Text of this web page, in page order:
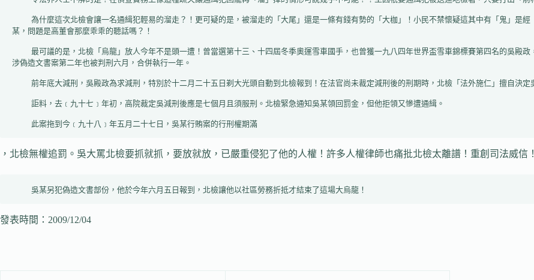
某，問題是高董會那麼乖乖的聽話嗎？！
涉偽造文書案第二年也被判刑六月，合併執行一年。
    此案拖到今﹝九十八﹞年五月二十七日，吳某行賄案的行刑權期滿
，北檢無權追罰。吳大罵北檢要抓就抓，要放就放，已嚴重侵犯了他的人權！許多人權律師也痛批北檢太離譜！重創司法威信！
    吳某另犯偽造文書部份，他於今年六月五日報到，北檢讓他以社區勞務折抵才結束了這場大烏龍！
發表時間：2009/12/04